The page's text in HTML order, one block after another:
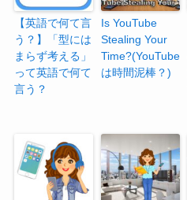
【英語で何て言
う？】「型には
まらず考える」
って英語で何て
言う？
Is YouTube
Stealing Your
Time?(YouTube
は時間泥棒？)